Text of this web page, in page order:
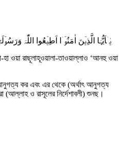
یٰۤاَیُّہَا الَّذِیۡنَ اٰمَنُوۡۤا اَطِیۡعُوا اللّٰہَ
ওয়া রাছূলাহূওয়ালা-তাওয়াল্লাও ‘আনহু ওয়া
কর এবং এর থেকে (অর্থাৎ আনুগত্য
(আল্লাহ ও রাসূলের নির্দেশাবলী) শুনছ।